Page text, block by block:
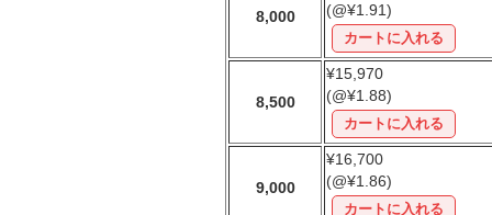
8,000
(@¥1.91)
8,500
¥15,970
(@¥1.88)
9,000
¥16,700
(@¥1.86)